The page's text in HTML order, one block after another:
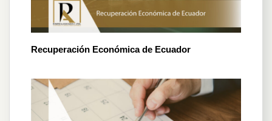
Recuperación Económica de Ecuador